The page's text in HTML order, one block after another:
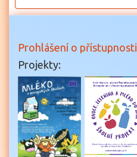
18
19
20
21
22
23
Prohlášení o přístupnosti
Projekty: